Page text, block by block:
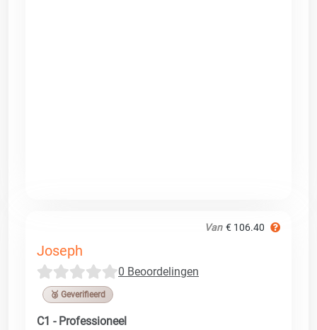
Van € 106.40
Joseph
0 Beoordelingen
🥉 Geverifieerd
C1 - Professioneel